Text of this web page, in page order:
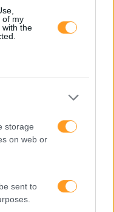
of my
with the
storage
on web or
sent to
é
nos
para